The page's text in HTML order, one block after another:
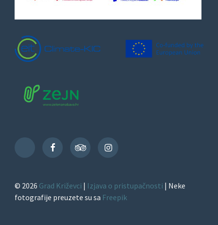
TikTok
FacebookTripAdvisorInstagram
© 2026 Grad Križevci | Izjava o pristupačnosti | Neke
fotografije preuzete su sa Freepik